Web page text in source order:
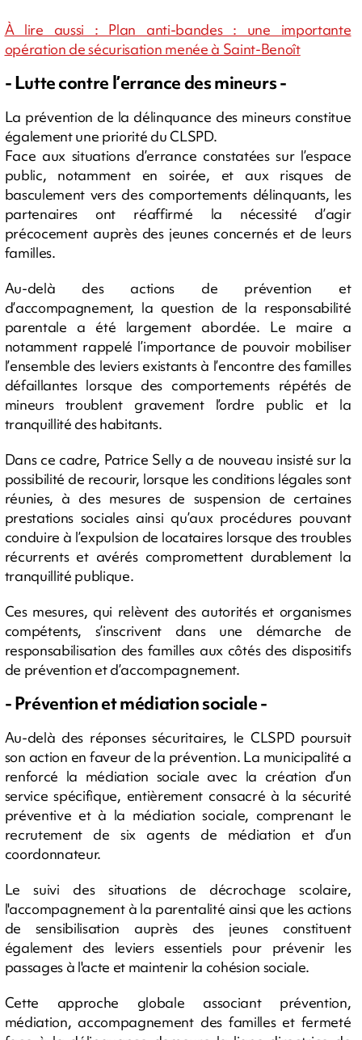
À lire aussi : Plan anti-bandes : une importante
opération de sécurisation menée à Saint-Benoît
- Lutte contre l’errance des mineurs -
La prévention de la délinquance des mineurs constitue
également une priorité du CLSPD.
Face aux situations d’errance constatées sur l’espace
public, notamment en soirée, et aux risques de
basculement vers des comportements délinquants, les
partenaires ont réaffirmé la nécessité d’agir
précocement auprès des jeunes concernés et de leurs
familles.
Au-delà des actions de prévention et
d’accompagnement, la question de la responsabilité
parentale a été largement abordée. Le maire a
notamment rappelé l’importance de pouvoir mobiliser
l’ensemble des leviers existants à l’encontre des familles
défaillantes lorsque des comportements répétés de
mineurs troublent gravement l’ordre public et la
tranquillité des habitants.
Dans ce cadre, Patrice Selly a de nouveau insisté sur la
possibilité de recourir, lorsque les conditions légales sont
réunies, à des mesures de suspension de certaines
prestations sociales ainsi qu’aux procédures pouvant
conduire à l’expulsion de locataires lorsque des troubles
récurrents et avérés compromettent durablement la
tranquillité publique.
Ces mesures, qui relèvent des autorités et organismes
compétents, s’inscrivent dans une démarche de
responsabilisation des familles aux côtés des dispositifs
de prévention et d’accompagnement.
- Prévention et médiation sociale -
Au-delà des réponses sécuritaires, le CLSPD poursuit
son action en faveur de la prévention. La municipalité a
renforcé la médiation sociale avec la création d’un
service spécifique, entièrement consacré à la sécurité
préventive et à la médiation sociale, comprenant le
recrutement de six agents de médiation et d’un
coordonnateur.
Le suivi des situations de décrochage scolaire,
l'accompagnement à la parentalité ainsi que les actions
de sensibilisation auprès des jeunes constituent
également des leviers essentiels pour prévenir les
passages à l'acte et maintenir la cohésion sociale.
Cette approche globale associant prévention,
médiation, accompagnement des familles et fermeté